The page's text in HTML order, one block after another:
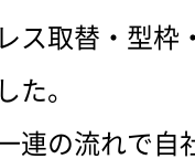
ス取替・型枠
た。
連の流れで自